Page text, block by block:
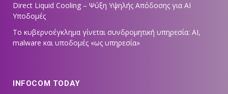
Direct Liquid Cooling – Ψύξη Υψηλής Απόδοσης για AI
Υποδομές
Το κυβερνοέγκλημα γίνεται συνδρομητική υπηρεσία: AI,
malware και υποδομές «ως υπηρεσία»
INFOCOM TODAY